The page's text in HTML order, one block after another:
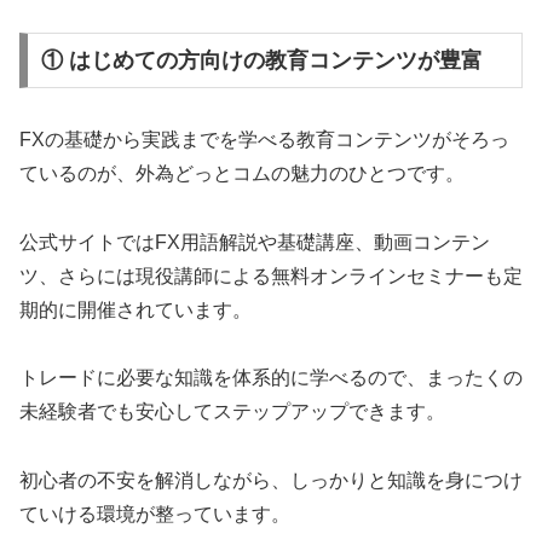
① はじめての方向けの教育コンテンツが豊富
FXの基礎から実践までを学べる教育コンテンツがそろっ
ているのが、外為どっとコムの魅力のひとつです。
公式サイトではFX用語解説や基礎講座、動画コンテン
ツ、さらには現役講師による無料オンラインセミナーも定
期的に開催されています。
トレードに必要な知識を体系的に学べるので、まったくの
未経験者でも安心してステップアップできます。
初心者の不安を解消しながら、しっかりと知識を身につけ
ていける環境が整っています。